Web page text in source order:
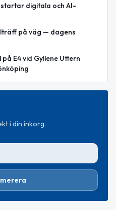
digitala och AI-
på väg — dagens
E4 vid Gyllene Uttern
i din inkorg.